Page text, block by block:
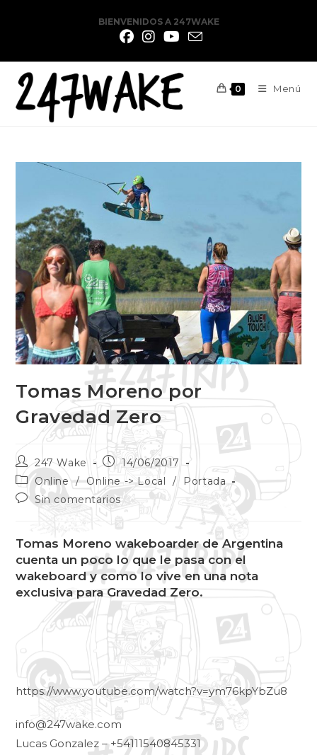
BIENVENIDOS A 247WAKE
0 Menú
Tomas Moreno por
Gravedad Zero
247 Wake
14/06/2017
Online
/ Online -> Local /
Portada
Sin comentarios
Tomas Moreno wakeboarder de Argentina
cuenta un poco lo que le pasa con el
wakeboard y como lo vive en una nota
exclusiva para Gravedad Zero.
https://www.youtube.com/watch?v=ym76kpYbZu8
info@247wake.com
Lucas Gonzalez – +54111540845331